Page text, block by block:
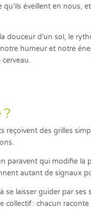
éveillent en nous,
d’un sol, le
humeur et notre
reçoivent des grilles
paravent qui modifie
autant de signaux
se laisser guider par
: chacun raconte